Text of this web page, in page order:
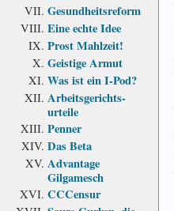
Gesundheits­reform
Eine echte Idee
Prost Mahlzeit!
Geistige Armut
Was ist ein I-Pod?
Arbeits­gerichts­
urteile
Penner
Das Beta
Advantage
Gilgamesch
CCCensur